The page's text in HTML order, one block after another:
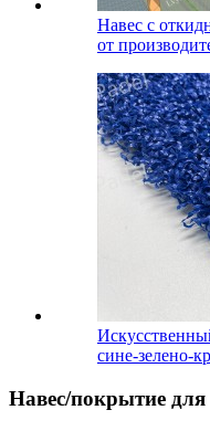
Навес с
от
сине-зелено-
Навес/покрытие для